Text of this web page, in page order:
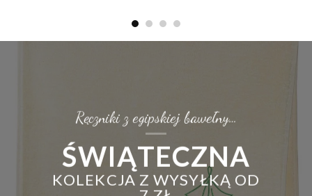
wiele
na
stronie
wiele
Ręczniki z egipskiej bawełny…
ŚWIĄTECZNA
KOLEKCJA Z WYSYŁKĄ OD